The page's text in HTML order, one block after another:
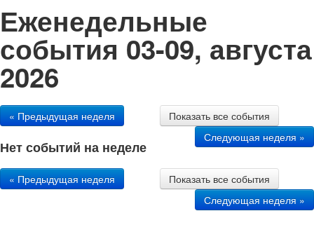
Еженедельные
события 03-09, августа
2026
« Предыдущая неделя
Показать все события
Следующая неделя »
Нет событий на неделе
« Предыдущая неделя
Показать все события
Следующая неделя »